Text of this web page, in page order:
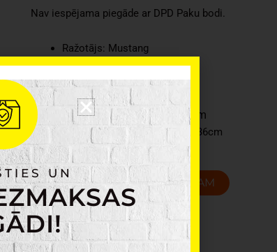
Nav iespējama piegāde ar DPD Paku bodi.
Ražotājs: Mustang
Materiāls: Tērauds
Krāsa: Melna
Svars: 3,260kg
Preces izmēri:
35 x 35 x 51cm
Iepakojuma izmēri: 37 x 37 x 36cm
Mustang
Āra
ugunskura
grozs
daudzums
PIEVIENOT GROZAM
UN